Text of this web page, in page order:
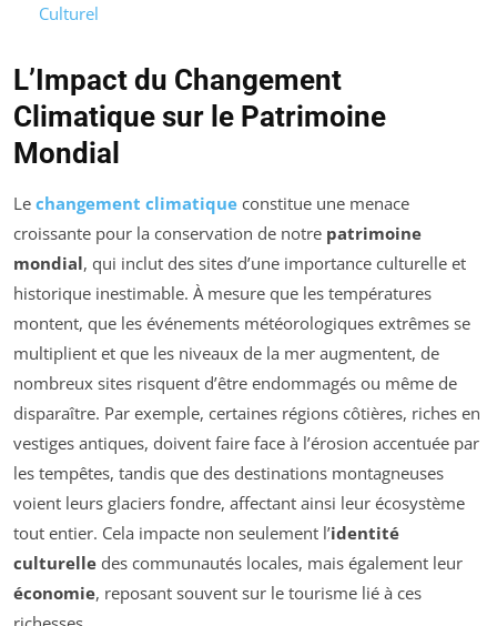
Culturel
L’Impact du Changement
Climatique sur le Patrimoine
Mondial
Le changement climatique constitue une menace
croissante pour la conservation de notre patrimoine
mondial, qui inclut des sites d’une importance culturelle et
historique inestimable. À mesure que les températures
montent, que les événements météorologiques extrêmes se
multiplient et que les niveaux de la mer augmentent, de
nombreux sites risquent d’être endommagés ou même de
disparaître. Par exemple, certaines régions côtières, riches en
vestiges antiques, doivent faire face à l’érosion accentuée par
les tempêtes, tandis que des destinations montagneuses
voient leurs glaciers fondre, affectant ainsi leur écosystème
tout entier. Cela impacte non seulement l’identité
culturelle des communautés locales, mais également leur
économie, reposant souvent sur le tourisme lié à ces